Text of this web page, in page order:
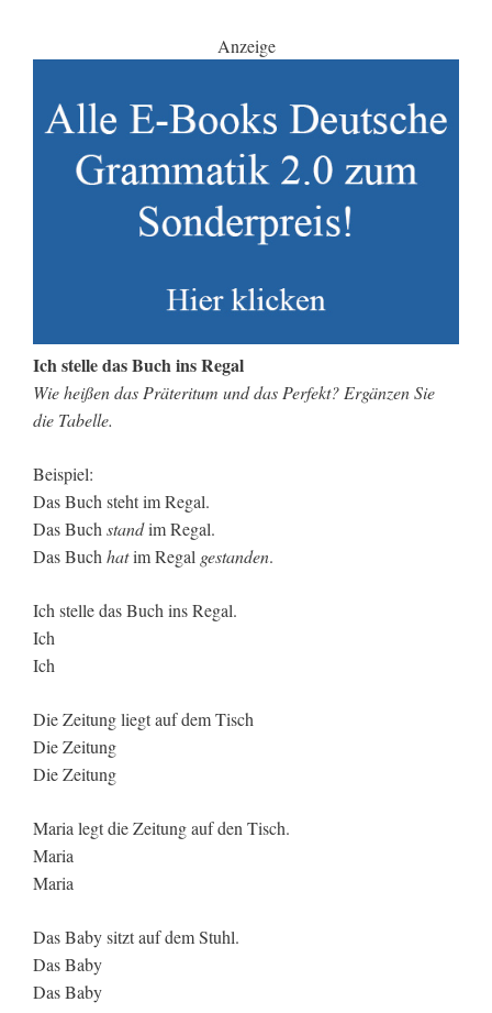
Anzeige
Ich stelle das Buch ins Regal
Wie heißen das Präteritum und das Perfekt? Ergänzen Sie
die Tabelle.
Beispiel:
Das Buch steht im Regal.
Das Buch standim Regal.
Das Buch hatim Regal gestanden.
Ich stelle das Buch ins Regal.
Ich
Ich
Die Zeitung liegt auf dem Tisch
Die Zeitung
Die Zeitung
Maria legt die Zeitung auf den Tisch.
Maria
Maria
Das Baby sitzt auf dem Stuhl.
Das Baby
Das Baby